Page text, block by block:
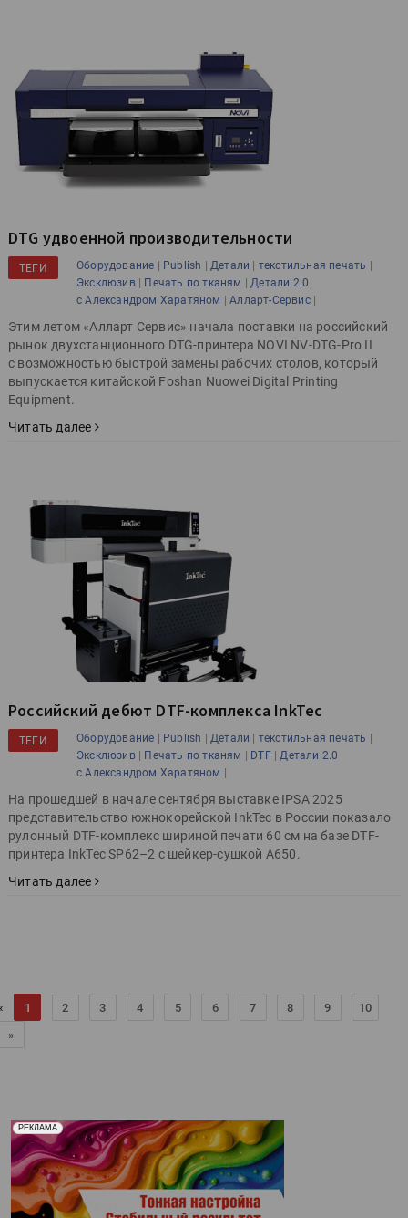
DTG удвоенной производительности
ТЕГИ Оборудование | Publish | Детали | текстильная печать |
Эксклюзив | Печать по тканям | Детали 2.0
с Александром Харатяном |Алларт-Сервис|
Этим летом «Алларт Сервис» начала поставки на российский
рынок двухстанционного DTG-принтера NOVI NV-DTG-Pro II
с возможностью быстрой замены рабочих столов, который
выпускается китайской Foshan Nuowei Digital Printing
Equipment.
Читать далее
Российский дебют DTF-комплекса InkTec
ТЕГИ Оборудование | Publish | Детали | текстильная печать |
Эксклюзив | Печать по тканям | DTF| Детали 2.0
с Александром Харатяном |
На прошедшей в начале сентября выставке IPSA 2025
представительство южнокорейской InkTec в России показало
рулонный DTF-комплекс шириной печати 60 см на базе DTF-
принтера InkTec SP62–2 с шейкер-сушкой A650.
Читать далее
1 2 3 4 5 6 7 8 9
10
»
РЕКЛАМА
Реклама. Рекламодатель ООО "Передовые Системы
Печати" erid: 2SDnjd2d4Qz